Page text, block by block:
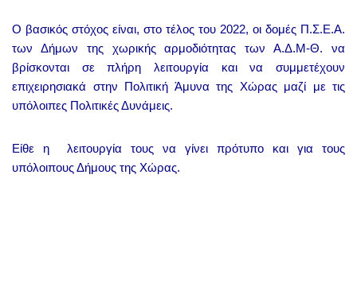
Ο βασικός στόχος είναι, στο τέλος του 2022, οι δομές Π.Σ.Ε.Α.
των Δήμων της χωρικής αρμοδιότητας των Α.Δ.Μ-Θ. να
βρίσκονται σε πλήρη λειτουργία και να συμμετέχουν
επιχειρησιακά στην Πολιτική Άμυνα της Χώρας μαζί με τις
υπόλοιπες Πολιτικές Δυνάμεις.
Είθε η λειτουργία τους να γίνει πρότυπο και για τους
υπόλοιπους Δήμους της Χώρας.